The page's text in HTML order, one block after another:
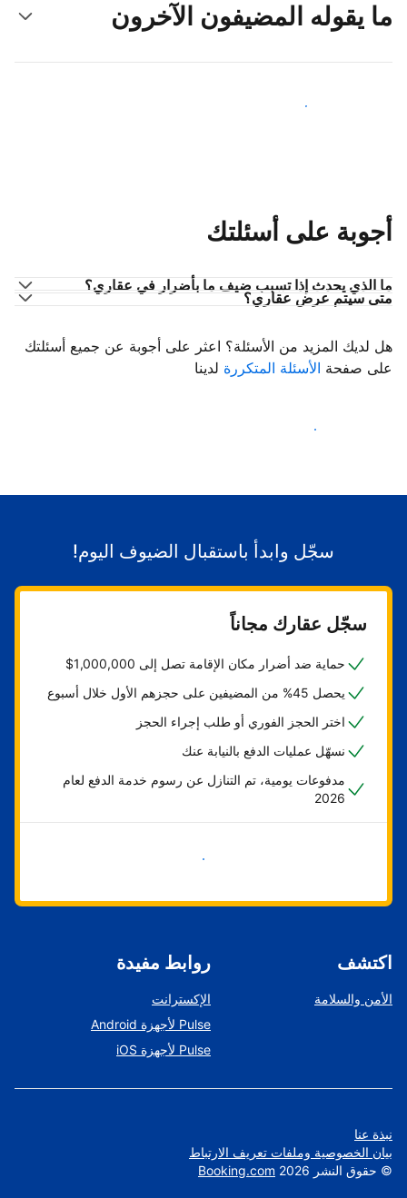
ما يقوله المضيفون الآخرون
انضم إلى مضيفين آخرين
أجوبة على أسئلتك
ما الذي يحدث إذا تسبب ضيف ما بأضرار في عقاري؟
متى سيتم عرض عقاري؟
هل لديك المزيد من الأسئلة؟ اعثر على أجوبة عن جميع أسئلتك
على صفحة الأسئلة المتكررة لدينا
ابدأ باستقبال الضيوف
سجّل وابدأ باستقبال الضيوف اليوم!
سجّل عقارك مجاناً
حماية ضد أضرار مكان الإقامة تصل إلى 1,000,000$
يحصل 45% من المضيفين على حجزهم الأول خلال أسبوع
اختر الحجز الفوري أو طلب إجراء الحجز
نسهّل عمليات الدفع بالنيابة عنك
مدفوعات يومية، تم التنازل عن رسوم خدمة الدفع لعام
2026
ابدأ الآن
اكتشف
الأمن والسلامة
روابط مفيدة
الإكسترانت
Pulse لأجهزة Android
Pulse لأجهزة iOS
نبذة عنا
بيان الخصوصية وملفات تعريف الارتباط
© حقوق النشر Booking.com 2026